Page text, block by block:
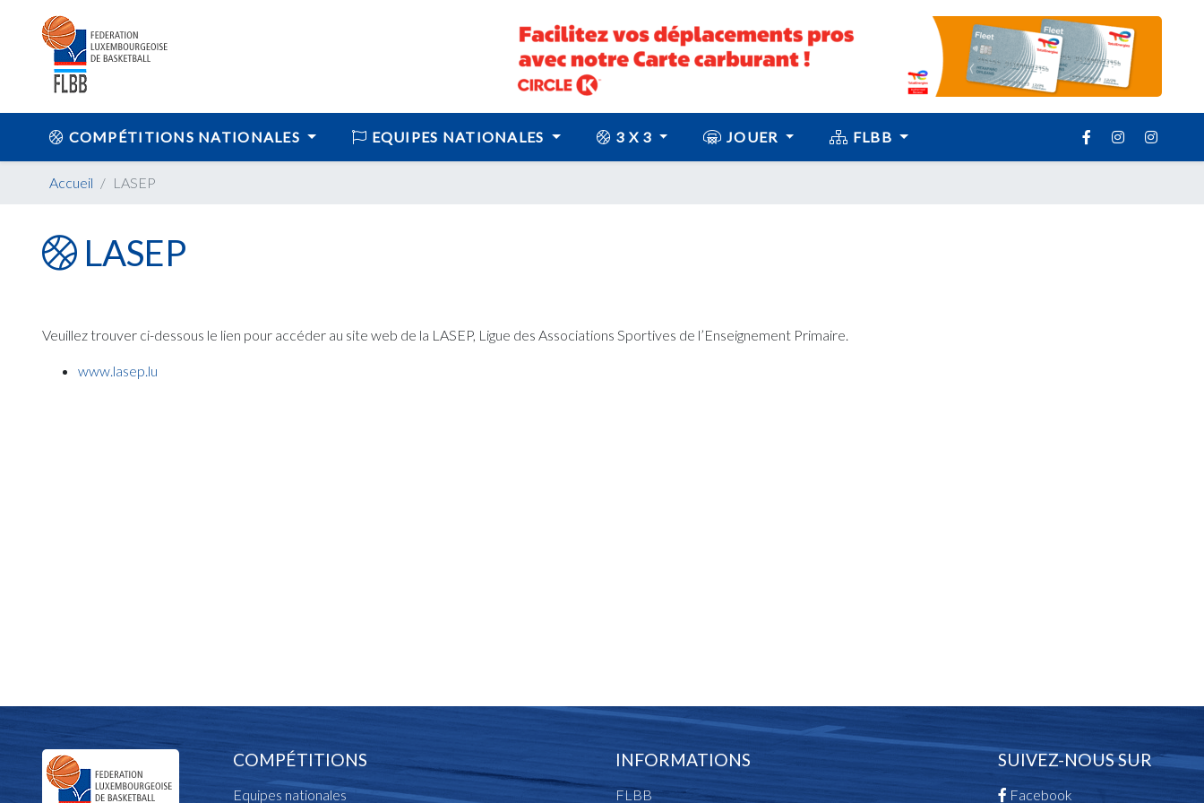
COMPÉTITIONS NATIONALES EQUIPES NATIONALES 3 X 3 JOUER FLBB
Accueil LASEP
LASEP
Veuillez trouver ci-dessous le lien pour accéder au site web de la LASEP, Ligue des Associations Sportives de l’Enseignement Primaire.
www.lasep.lu
COMPÉTITIONS
Equipes nationales
INFORMATIONS
FLBB
SUIVEZ-NOUS SUR
Facebook